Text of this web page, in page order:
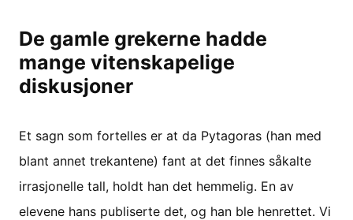
De gamle grekerne hadde
mange vitenskapelige
diskusjoner
Et sagn som fortelles er at da Pytagoras (han med
blant annet trekantene) fant at det finnes såkalte
irrasjonelle tall, holdt han det hemmelig. En av
elevene hans publiserte det, og han ble henrettet. Vi